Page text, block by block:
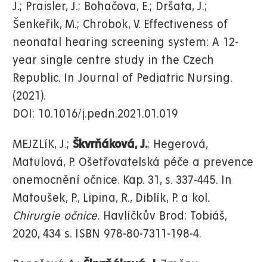
J.; Praisler, J.; Bohačova, E.; Dršata, J.;
Šenkeřik, M.; Chrobok, V. Effectiveness of
neonatal hearing screening system: A 12-
year single centre study in the Czech
Republic. In Journal of Pediatric Nursing.
(2021).
DOI: 10.1016/j.pedn.2021.01.019
MEJZLíK, J.; Škvrňáková, J.; Hegerová,
Matulová, P. Ošetřovatelská péče a prevence
onemocnění očnice. Kap. 31, s. 337-445. In
Matoušek, P., Lipina, R., Diblík, P. a kol .
Chirurgie očnice. Havlíčkův Brod: Tobiáš,
2020, 434 s. ISBN 978-80-7311-198-4.